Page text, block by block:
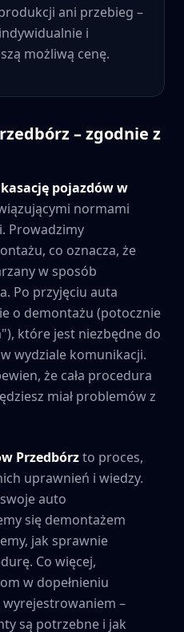
ani przebieg –
i
możliwą cenę.
– zgodnie z
kasację pojazdów w
normami
Prowadzimy
co oznacza, że
w sposób
Po przyjęciu auta
o demontażu (potocznie
które jest niezbędne do
wydziale komunikacji.
że cała procedura
miał problemów z
Przedbórzto proces,
uprawnień i wiedzy.
auto
się demontażem
jak sprawnie
Co więcej,
w dopełnieniu
–
są potrzebne i jak